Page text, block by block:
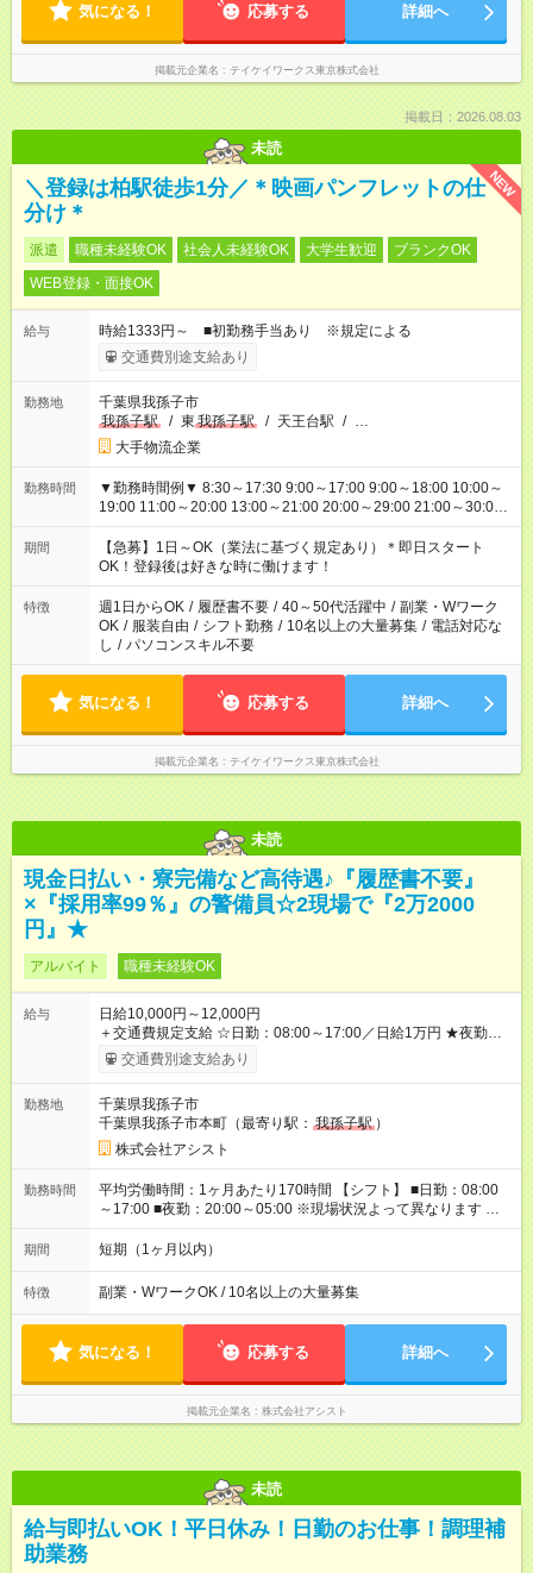
気になる！ 応募する 詳細へ
掲載元企業名 テイケイワークス東京株式会社
掲載日：2026.08.03
未読
NEW
＼登録は柏駅徒歩1分／＊映画パンフレットの仕
分け＊
派遣 職種未経験OK 社会人未経験OK 大学生歓迎
ブランクOK
WEB登録・面接OK
給与
時給1333円～ ■初勤務手当あり ※規定による
交通費別途支給あり
勤務地
千葉県我孫子市
我孫子駅
/ 東 我孫子駅 / 天王台駅 / …
大手物流企業
勤務時間
▼勤務時間例▼ 8:30～17:30 9:00～17:00 9:00～18:00 10:00～
19:00 11:00～20:00 13:00～21:00 20:00～29:00 21:00～30:00
22:00～31:00 上記以外にもシフトパターンあり！ 短時間の勤務
もご紹介できる場合があるのでご相談ください！ ご都合に合わ
せてお仕事をご案内します＾＾
期間
【急募】1日～OK（業法に基づく規定あり）＊即日スタート
OK！登録後は好きな時に働けます！
特徴 週1日からOK / 履歴書不要 / 40～50代活躍中 / 副業・Wワーク
OK / 服装自由 / シフト勤務 / 10名以上の大量募集 / 電話対応な
し / パソコンスキル不要
気になる！ 応募する 詳細へ
掲載元企業名 テイケイワークス東京株式会社
未読
現金日払い・寮完備など高待遇♪『履歴書不要』
×『採用率99％』の警備員☆2現場で『2万2000
円』★
アルバイト 職種未経験OK
給与
日給10,000円～12,000円
＋交通費規定支給 ☆日勤：08:00～17:00／日給1万円 ★夜勤：
20:00～05:00／日給1万2000円 -:+:-:+:-:+:-:+:-:+:- 日勤＋夜勤で 1
日『2万2000円』も稼げる！ -:+:-:+:-:+:-:+:-:+:- ■選べる支払い方
べる！ 日払いは、当日に『現金全額』手渡しです♪ ■残業手当
別途支給 ■日給全額保障あり ┗予定時間より早く終わっても日給
は満額支給！ ■資格手当あり ┗施設警備2級など 【試用期間】
試用期間なし
交通費別途支給あり
勤務地
千葉県我孫子市
千葉県我孫子市本町（最寄り駅： 我孫子駅 ）
株式会社アシスト
勤務時間
平均労働時間：1ヶ月あたり170時間 【シフト】 ■日勤：08:00
～17:00 ■夜勤：20:00～05:00 ※現場状況よって異なります ※早
く終われば1現場4～8時間勤務もあり ☆週3～勤務OK！ ☆現場
が早く終わっても日給全額保証！ ☆ご希望の方は「日勤＋夜
日勤：08:00～17:00 ■夜勤：20:00～05:00 ※現場状況よって異
なります ※早く終われば1現場4～8時間勤務もあり ☆週3～勤務
OK！ ☆現場が早く終わっても日給全額保証！ ☆ご希望の方は
「日勤＋夜勤」も可能！
期間 短期（1ヶ月以内）
特徴 副業・WワークOK / 10名以上の大量募集
気になる！ 応募する 詳細へ
掲載元企業名 株式会社アシスト
未読
給与即払いOK！平日休み！日勤のお仕事！調理補
助業務